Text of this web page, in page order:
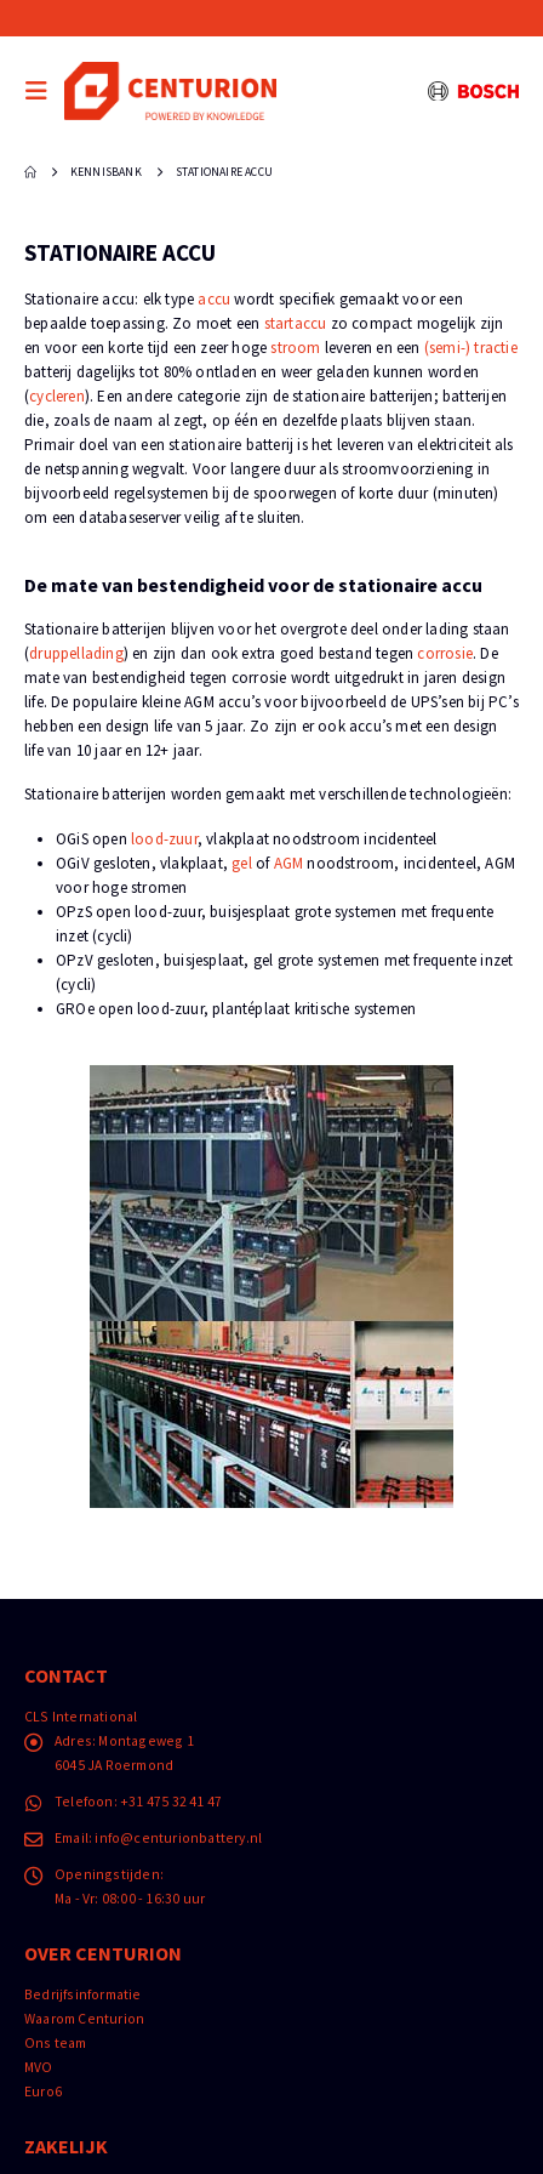
KENNISBANK STATIONAIRE ACCU
STATIONAIRE ACCU
Stationaire accu: elk type accu wordt specifiek gemaakt voor een
bepaalde toepassing. Zo moet een startaccu zo compact mogelijk zijn
en voor een korte tijd een zeer hogestroom leveren en een (semi-) tractie
batterij dagelijks tot 80% ontladen en weer geladen kunnen worden
(cycleren). Een andere categorie zijn de stationaire batterijen; batterijen
die, zoals de naam al zegt, op één en dezelfde plaats blijven staan.
Primair doel van een stationaire batterij is het leveren van elektriciteit als
de netspanning wegvalt. Voor langere duur als stroomvoorziening in
bijvoorbeeld regelsystemen bij de spoorwegen of korte duur (minuten)
om een databaseserver veilig af te sluiten.
De mate van bestendigheid voor de stationaire accu
Stationaire batterijen blijven voor het overgrote deel onder lading staan
(druppellading) en zijn dan ook extra goed bestand tegencorrosie. De
mate van bestendigheid tegen corrosie wordt uitgedrukt in jaren design
life. De populaire kleine AGM accu’s voor bijvoorbeeld de UPS’sen bij PC’s
hebben een design life van 5 jaar. Zo zijn er ook accu’s met een design
life van 10 jaar en 12+ jaar.
Stationaire batterijen worden gemaakt met verschillende technologieën:
OGiS openlood-zuur, vlakplaat noodstroom incidenteel
OGiV gesloten, vlakplaat,gelofAGM noodstroom, incidenteel, AGM
voor hoge stromen
OPzS open lood-zuur, buisjesplaat grote systemen met frequente
inzet (cycli)
OPzV gesloten, buisjesplaat, gel grote systemen met frequente inzet
(cycli)
GROe open lood-zuur, plantéplaat kritische systemen
CONTACT
CLS International
Adres: Montageweg 1
6045 JA Roermond
Telefoon: +31 475 32 41 47
Email: info@centurionbattery.nl
Openingstijden:
Ma - Vr: 08:00 - 16:30 uur
OVER CENTURION
Bedrijfsinformatie
Waarom Centurion
Ons team
MVO
Euro6
ZAKELIJK